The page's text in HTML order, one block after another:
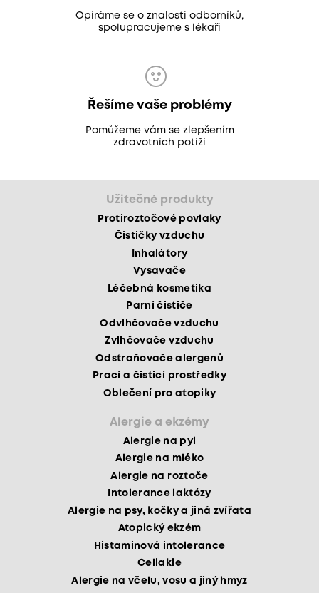
Opíráme se o znalosti odborníků,
spolupracujeme s lékaři
Řešíme vaše problémy
Pomůžeme vám se zlepšením
zdravotních potíží
Užitečné produkty
Protiroztočové povlaky
Čističky vzduchu
Inhalátory
Vysavače
Léčebná kosmetika
Parní čističe
Odvlhčovače vzduchu
Zvlhčovače vzduchu
Odstraňovače alergenů
Prací a čisticí prostředky
Oblečení pro atopiky
Alergie a ekzémy
Alergie na pyl
Alergie na mléko
Alergie na roztoče
Intolerance laktózy
Alergie na psy, kočky a jiná zvířata
Atopický ekzém
Histaminová intolerance
Celiakie
Alergie na včelu, vosu a jiný hmyz